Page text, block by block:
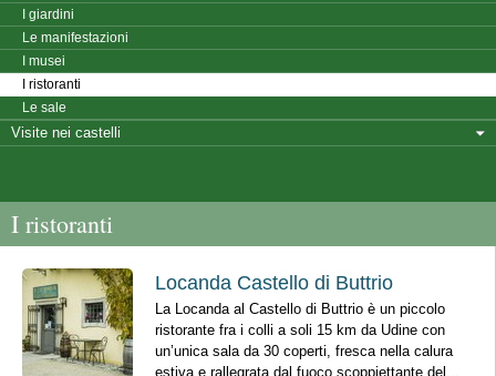
I giardini
Le manifestazioni
I musei
I ristoranti
Le sale
Visite nei castelli
I ristoranti
Locanda Castello di Buttrio
La Locanda al Castello di Buttrio è un piccolo
ristorante fra i colli a soli 15 km da Udine con
un’unica sala da 30 coperti, fresca nella calura
estiva e rallegrata dal fuoco scoppiettante del...